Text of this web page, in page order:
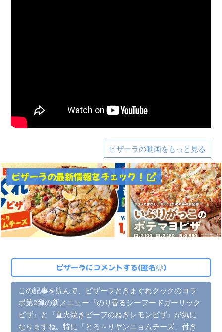
ピザーラの動画をもっと見る
ピザーラの最新情報をチェック！
ピザーラにコメントする(匿名◎)
この記事を読んで、ピザーラときまぐれクックのコラ
ボ第2弾の新メニュー『のり香るシーフードガーリック
ピザ』と『直火焼きビーフのねぎレモンピザ』が気に
なりますね。特に「とろ～りヤンニョムチーズ」付き